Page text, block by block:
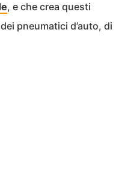
, e che crea questi
pneumatici d’auto, di